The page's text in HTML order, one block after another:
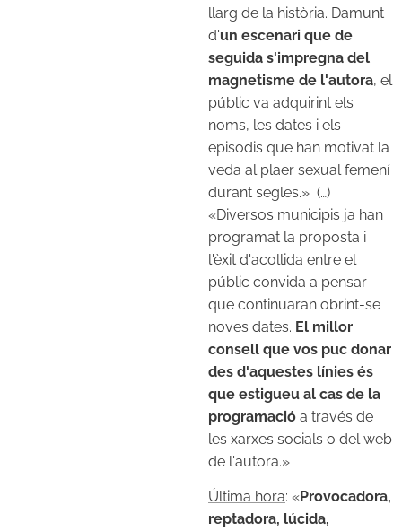
llarg de la història. Damunt
d'un escenari que de
seguida s'impregna del
magnetisme de l'autora, el
públic va adquirint els
noms, les dates i els
episodis que han motivat la
veda al plaer sexual femení
durant segles.» (…)
«Diversos municipis ja han
programat la proposta i
l'èxit d'acollida entre el
públic convida a pensar
que continuaran obrint-se
noves dates. El millor
consell que vos puc donar
des d'aquestes línies és
que estigueu al cas de la
programació a través de
les xarxes socials o del web
de l'autora.»
Última hora: «Provocadora,
reptadora, lúcida,